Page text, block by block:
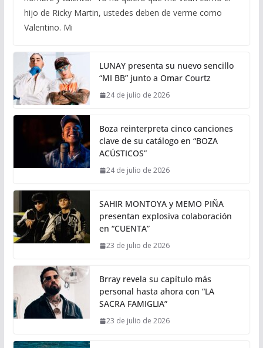
hijo de Ricky Martin, ustedes deben de verme como
Valentino. Mi
LUNAY presenta su nuevo sencillo
“MI BB” junto a Omar Courtz
24 de julio de 2026
Boza reinterpreta cinco canciones
clave de su catálogo en “BOZA
ACÚSTICOS”
24 de julio de 2026
SAHIR MONTOYA y MEMO PIÑA
presentan explosiva colaboración
en “CUENTA”
23 de julio de 2026
Brray revela su capítulo más
personal hasta ahora con “LA
SACRA FAMIGLIA”
23 de julio de 2026